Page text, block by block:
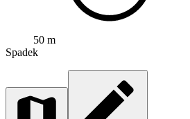
50 m
Spadek